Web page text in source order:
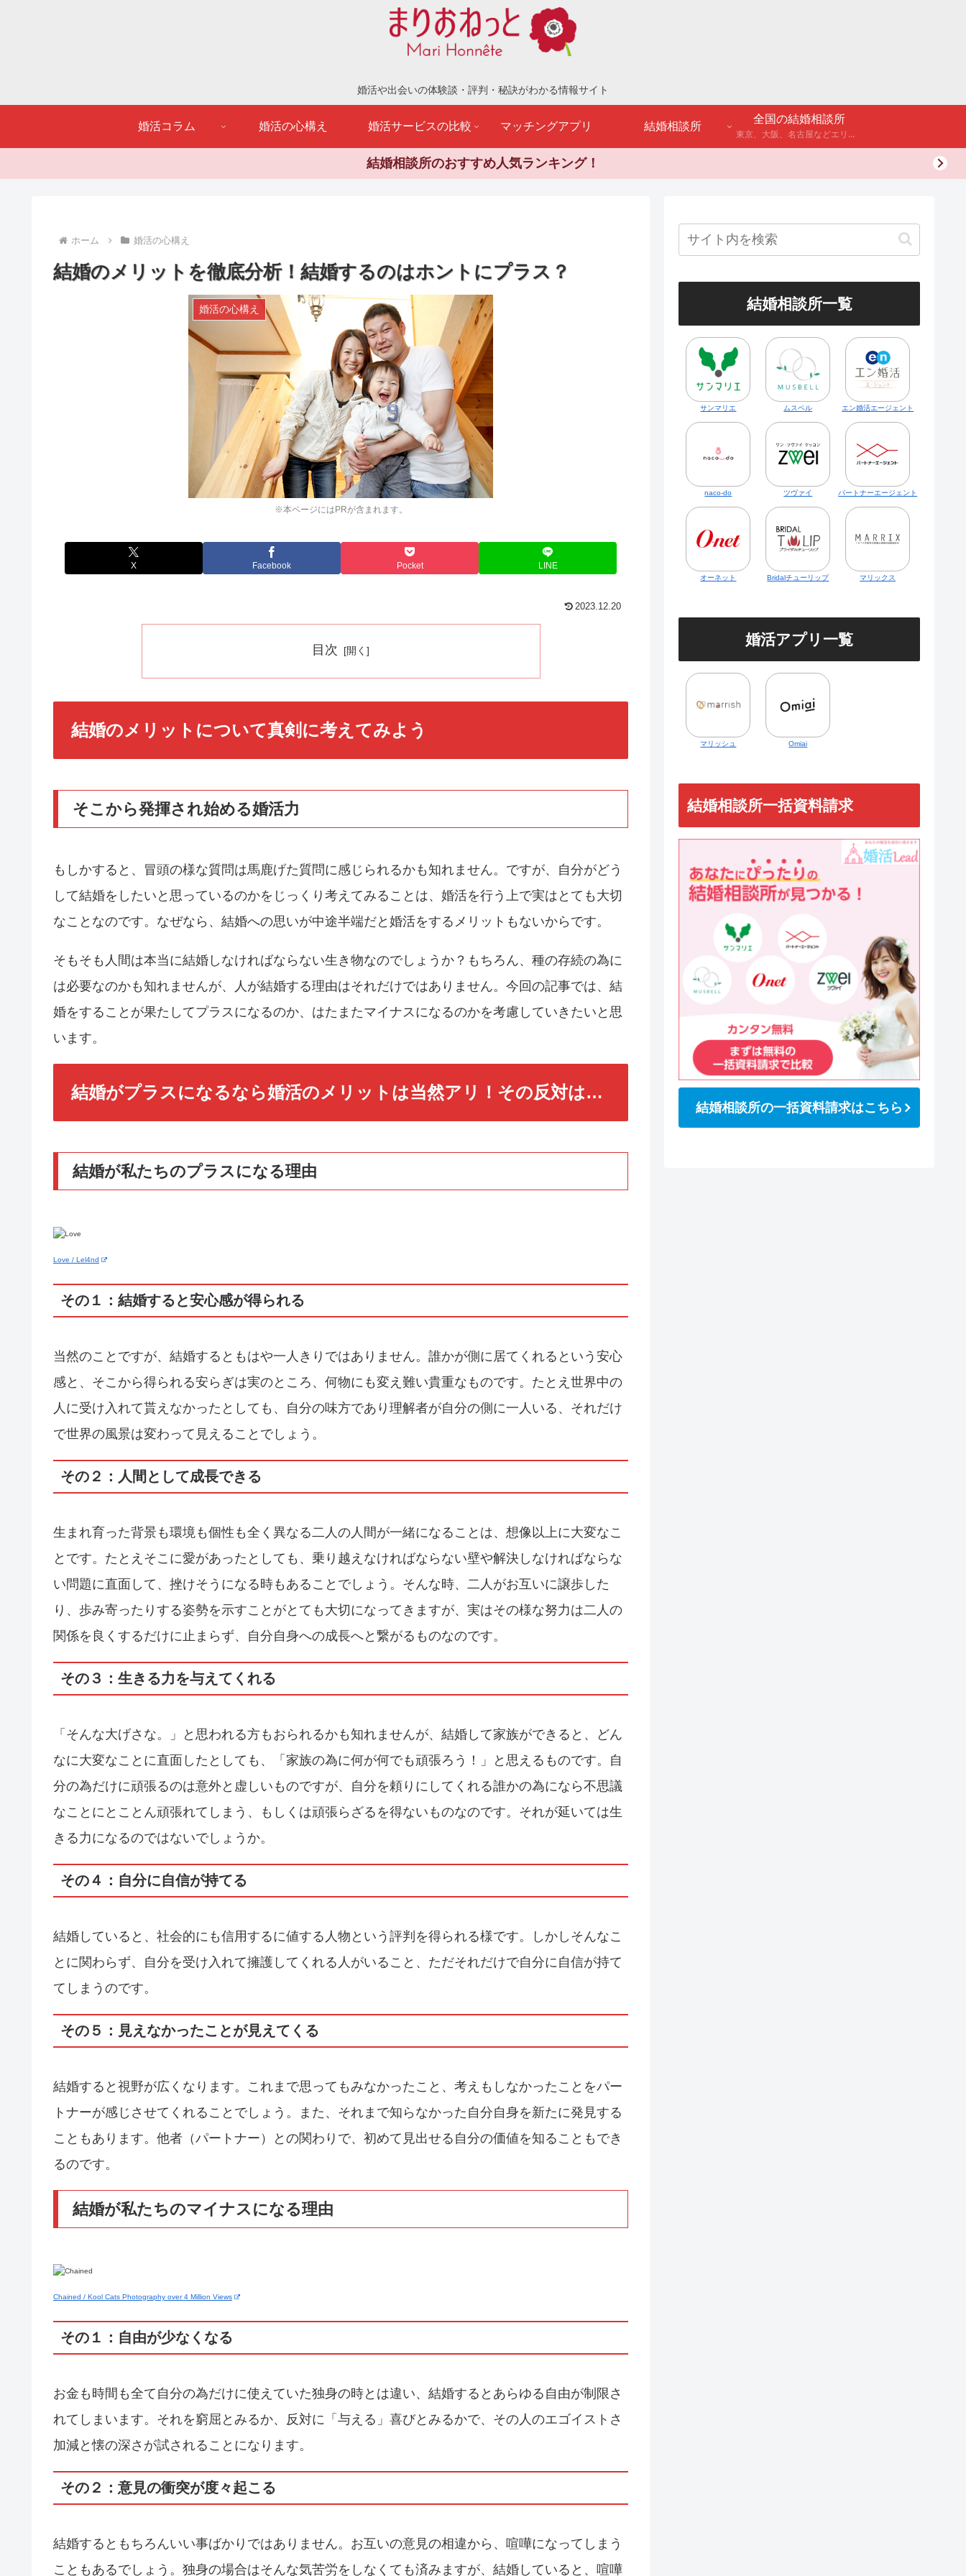
婚活や出会いの体験談・評判・秘訣がわかる情報サイト
婚活コラム 婚活の心構え 婚活サービスの比較 マッチングアプリ 結婚相談所
全国の結婚相談所
東京、大阪、名古屋などエリア別のアンケート調査や結婚相談所・婚活パーティーの体験談などを公開。
結婚相談所のおすすめ人気ランキング！
ホーム 婚活の心構え
結婚のメリットを徹底分析！結婚するのはホントにプラス？
※本ページにはPRが含まれます。
婚活の心構え
X Facebook Pocket LINE
2023.12.20
目次
結婚のメリットについて真剣に考えてみよう
そこから発揮され始める婚活力
もしかすると、冒頭の様な質問は馬鹿げた質問に感じられるかも知れません。ですが、自分がどう
して結婚をしたいと思っているのかをじっくり考えてみることは、婚活を行う上で実はとても大切
なことなのです。なぜなら、結婚への思いが中途半端だと婚活をするメリットもないからです。
そもそも人間は本当に結婚しなければならない生き物なのでしょうか？もちろん、種の存続の為に
は必要なのかも知れませんが、人が結婚する理由はそれだけではありません。今回の記事では、結
婚をすることが果たしてプラスになるのか、はたまたマイナスになるのかを考慮していきたいと思
います。
結婚がプラスになるなら婚活のメリットは当然アリ！その反対は…
結婚が私たちのプラスになる理由
Love / Lel4nd
その１：結婚すると安心感が得られる
当然のことですが、結婚するともはや一人きりではありません。誰かが側に居てくれるという安心
感と、そこから得られる安らぎは実のところ、何物にも変え難い貴重なものです。たとえ世界中の
人に受け入れて貰えなかったとしても、自分の味方であり理解者が自分の側に一人いる、それだけ
で世界の風景は変わって見えることでしょう。
その２：人間として成長できる
生まれ育った背景も環境も個性も全く異なる二人の人間が一緒になることは、想像以上に大変なこ
とです。たとえそこに愛があったとしても、乗り越えなければならない壁や解決しなければならな
い問題に直面して、挫けそうになる時もあることでしょう。そんな時、二人がお互いに譲歩した
り、歩み寄ったりする姿勢を示すことがとても大切になってきますが、実はその様な努力は二人の
関係を良くするだけに止まらず、自分自身への成長へと繋がるものなのです。
その３：生きる力を与えてくれる
「そんな大げさな。」と思われる方もおられるかも知れませんが、結婚して家族ができると、どん
なに大変なことに直面したとしても、「家族の為に何が何でも頑張ろう！」と思えるものです。自
分の為だけに頑張るのは意外と虚しいものですが、自分を頼りにしてくれる誰かの為になら不思議
なことにとことん頑張れてしまう、もしくは頑張らざるを得ないものなのです。それが延いては生
きる力になるのではないでしょうか。
その４：自分に自信が持てる
結婚していると、社会的にも信用するに値する人物という評判を得られる様です。しかしそんなこ
とに関わらず、自分を受け入れて擁護してくれる人がいること、ただそれだけで自分に自信が持て
てしまうのです。
その５：見えなかったことが見えてくる
結婚すると視野が広くなります。これまで思ってもみなかったこと、考えもしなかったことをパー
トナーが感じさせてくれることでしょう。また、それまで知らなかった自分自身を新たに発見する
こともあります。他者（パートナー）との関わりで、初めて見出せる自分の価値を知ることもでき
るのです。
結婚が私たちのマイナスになる理由
Chained / Kool Cats Photography over 4 Million Views
その１：自由が少なくなる
お金も時間も全て自分の為だけに使えていた独身の時とは違い、結婚するとあらゆる自由が制限さ
れてしまいます。それを窮屈とみるか、反対に「与える」喜びとみるかで、その人のエゴイストさ
加減と懐の深さが試されることになります。
その２：意見の衝突が度々起こる
結婚するともちろんいい事ばかりではありません。お互いの意見の相違から、喧嘩になってしまう
こともあるでしょう。独身の場合はそんな気苦労をしなくても済みますが、結婚していると、喧嘩
結婚相談所一覧
サンマリエ ムスベル エン婚活エージェント
naco-do ツヴァイ パートナーエージェント
オーネット Bridalチューリップ マリックス
婚活アプリ一覧
マリッシュ Omiai
結婚相談所一括資料請求
結婚相談所の一括資料請求はこちら